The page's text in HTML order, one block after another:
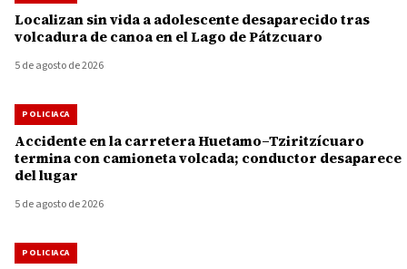
Localizan sin vida a adolescente desaparecido tras
volcadura de canoa en el Lago de Pátzcuaro
5 de agosto de 2026
POLICIACA
Accidente en la carretera Huetamo–Tziritzícuaro
termina con camioneta volcada; conductor desaparece
del lugar
5 de agosto de 2026
POLICIACA